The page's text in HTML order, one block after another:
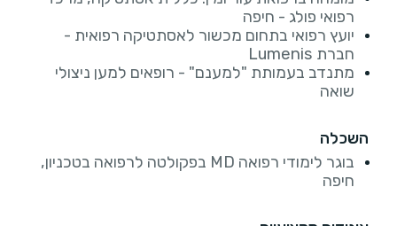
רפואי פולג - חיפה
יועץ רפואי בתחום מכשור לאסתטיקה רפואית -
חברת Lumenis
מתנדב בעמותת "למענם" - רופאים למען ניצולי
שואה
השכלה
בוגר לימודי רפואה MD בפקולטה לרפואה בטכניון,
חיפה